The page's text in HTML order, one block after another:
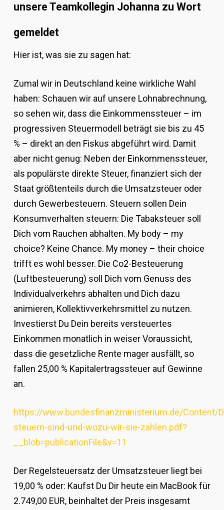
unsere Teamkollegin Johanna zu Wort
gemeldet
Hier ist, was sie zu sagen hat:
Zumal wir in Deutschland keine wirkliche Wahl
haben: Schauen wir auf unsere Lohnabrechnung,
so sehen wir, dass die Einkommenssteuer – im
progressiven Steuermodell beträgt sie bis zu 45
% – direkt an den Fiskus abgeführt wird. Damit
aber nicht genug: Neben der Einkommenssteuer,
als populärste direkte Steuer, finanziert sich der
Staat größtenteils durch die Umsatzsteuer oder
durch Gewerbesteuern. Steuern sollen Dein
Konsumverhalten steuern: Die Tabaksteuer soll
Dich vom Rauchen abhalten. My body – my
choice? Keine Chance. My money – their choice
trifft es wohl besser. Die Co2-Besteuerung
(Luftbesteuerung) soll Dich vom Genuss des
Individualverkehrs abhalten und Dich dazu
animieren, Kollektivverkehrsmittel zu nutzen.
Investierst Du Dein bereits versteuertes
Einkommen monatlich in weiser Voraussicht,
dass die gesetzliche Rente mager ausfällt, so
fallen 25,00 % Kapitalertragssteuer auf Gewinne
an.
https://www.bundesfinanzministerium.de/Content/
steuern-sind-und-wozu-wir-sie-zahlen.pdf?
__blob=publicationFile&v=11
Der Regelsteuersatz der Umsatzsteuer liegt bei
19,00 % oder: Kaufst Du Dir heute ein MacBook für
2.749,00 EUR, beinhaltet der Preis insgesamt